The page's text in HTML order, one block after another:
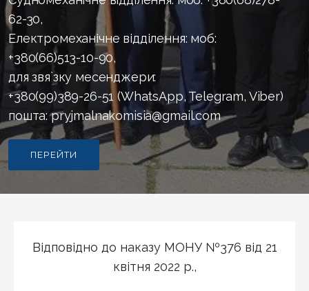
62-30,
Електромеханічне відділення: моб:
+380(66)513-10-90,
для звя`зку месенджери:
+380(99)389-26-51 (WhatsApp, Telegram, Viber)
пошта: pryjmalnakomisia@gmail.com
ПЕРЕЙТИ
Відповідно до наказу МОНУ №376 від 21
квітня 2022 р.,